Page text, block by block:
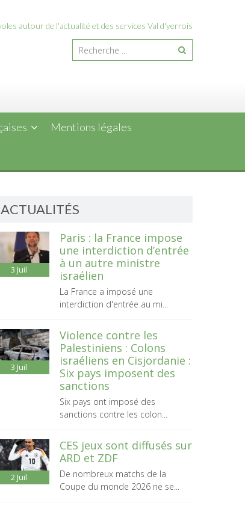
autour de l'actualité et des services Val d'yerrois
Mentions légales
ACTUALITÉS
3 Juil
Paris : la France impose
une interdiction d’entrée
à un autre ministre
israélien
La France a imposé une
interdiction d'entrée au mi...
3 Juil
Violence contre les
Palestiniens : Colons
israéliens en Cisjordanie :
Six pays imposent des
sanctions
Six pays ont imposé des
sanctions contre les colon...
2 Juil
CES jeux sont diffusés sur
ARD et ZDF
De nombreux matchs de la
Coupe du monde 2026 ne se...